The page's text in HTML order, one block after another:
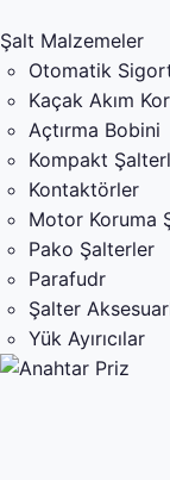
Şalt Malzemeler
Otomatik
Kaçak Akım
Açtırma Bobini
Kompakt
Kontaktörler
Motor Koruma
Pako Şalterler
Parafudr
Şalter
Yük Ayırıcılar